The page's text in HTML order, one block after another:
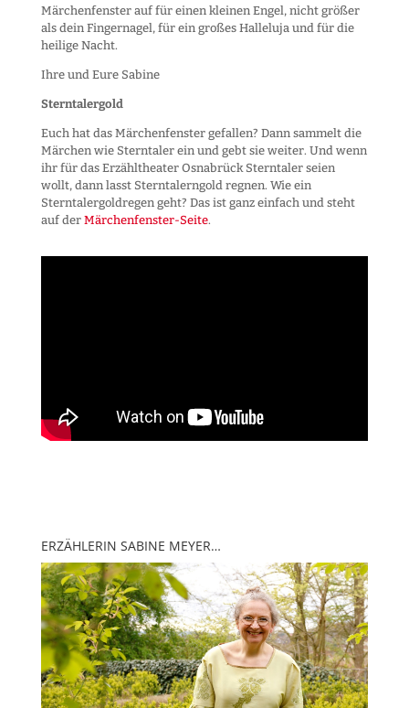
Märchenfenster auf für einen kleinen Engel, nicht größer
als dein Fingernagel, für ein großes Halleluja und für die
heilige Nacht.
Ihre und Eure Sabine
Sterntalergold
Euch hat das Märchenfenster gefallen? Dann sammelt die
Märchen wie Sterntaler ein und gebt sie weiter. Und wenn
ihr für das Erzähltheater Osnabrück Sterntaler seien
wollt, dann lasst Sterntalerngold regnen. Wie ein
Sterntalergoldregen geht? Das ist ganz einfach und steht
auf der Märchenfenster-Seite.
ERZÄHLERIN SABINE MEYER…